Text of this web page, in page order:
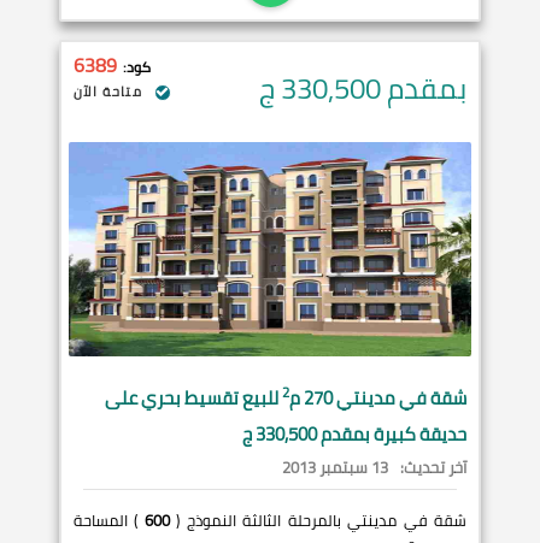
بمقدم 330,500 ج كود: 6389
متاحة الآن
شقة فيمدينتي270 م 2للبيع تقسيط بحري على
حديقة كبيرة بمقدم 330,500 ج
آخر تحديث: 13 سبتمبر 2013
شقة في مدينتي بالمرحلة الثالثة النموذج (600 ) المساحة